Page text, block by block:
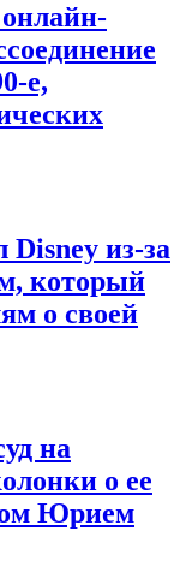
е,
Disney из-за
который
о своей
на
о ее
Юрием